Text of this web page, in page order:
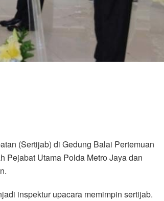
(Sertijab) di Gedung Balai Pertemuan
Pejabat Utama Polda Metro Jaya dan
inspektur upacara memimpin sertijab.